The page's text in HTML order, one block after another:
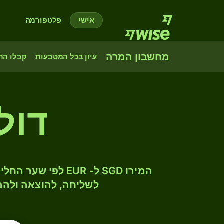
אישי פלטפורמה
מחשבון המרה עיון בכל המטבעות קבלו
לשליחה, להוצאה